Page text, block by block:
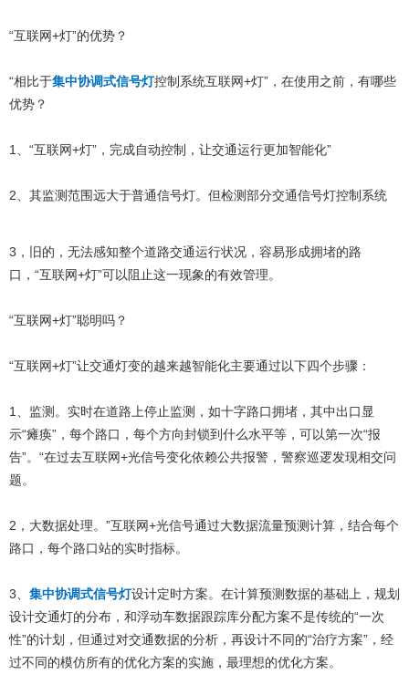
“互联网+灯”的优势？
“相比于集中协调式信号灯控制系统互联网+灯”，在使用之前，有哪些
优势？
1、“互联网+灯”，完成自动控制，让交通运行更加智能化”
2、其监测范围远大于普通信号灯。但检测部分交通信号灯控制系统
3，旧的，无法感知整个道路交通运行状况，容易形成拥堵的路
口，“互联网+灯”可以阻止这一现象的有效管理。
“互联网+灯”聪明吗？
“互联网+灯”让交通灯变的越来越智能化主要通过以下四个步骤：
1、监测。实时在道路上停止监测，如十字路口拥堵，其中出口显
示“瘫痪”，每个路口，每个方向封锁到什么水平等，可以第一次“报
告”。“在过去互联网+光信号变化依赖公共报警，警察巡逻发现相交问
题。
2，大数据处理。”互联网+光信号通过大数据流量预测计算，结合每个
路口，每个路口站的实时指标。
3、 集中协调式信号灯设计定时方案。在计算预测数据的基础上，规划
设计交通灯的分布，和浮动车数据跟踪库分配方案不是传统的“一次
性”的计划，但通过对交通数据的分析，再设计不同的“治疗方案”，经
过不同的模仿所有的优化方案的实施，最理想的优化方案。